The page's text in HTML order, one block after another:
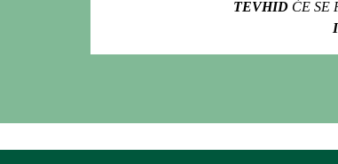
TEVHIDĆE SE